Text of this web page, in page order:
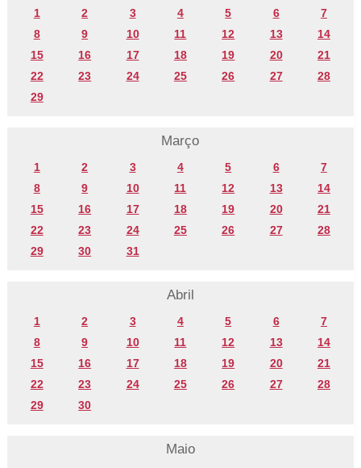
1 2 3 4 5 6
7
8
9 10 11 12 13
14
15
16 17 18 19 20
21
22
23 24 25 26 27
28
29
Março
1 2 3 4 5 6
7
8
9 10 11 12 13
14
15
16 17 18 19 20
21
22
23 24 25 26 27
28
29
30 31
Abril
1 2 3 4 5 6
7
8
9 10 11 12 13
14
15
16 17 18 19 20
21
22
23 24 25 26 27
28
29
30
Maio